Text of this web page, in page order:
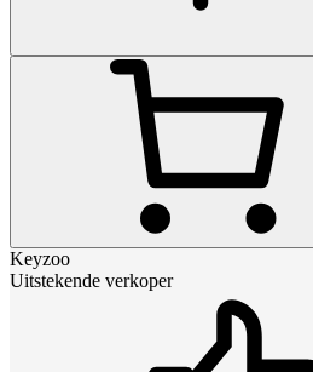
Keyzoo
Uitstekende verkoper